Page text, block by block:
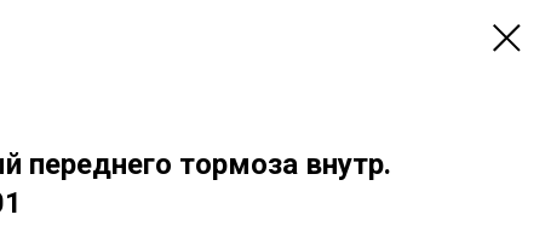
переднего тормоза внутр.